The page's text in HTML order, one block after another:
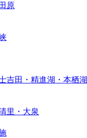
原
吉田・精進湖・本栖湖
里・大泉